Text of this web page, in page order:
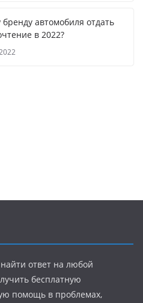
бренду автомобиля отдать
в 2022?
ответ на любой
бесплатную
помощь в проблемах,